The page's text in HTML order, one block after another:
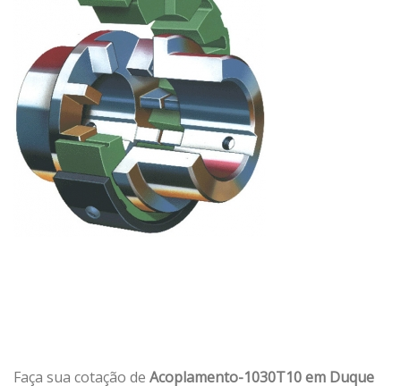
Faça sua cotação de Acoplamento-1030T10 em Duque